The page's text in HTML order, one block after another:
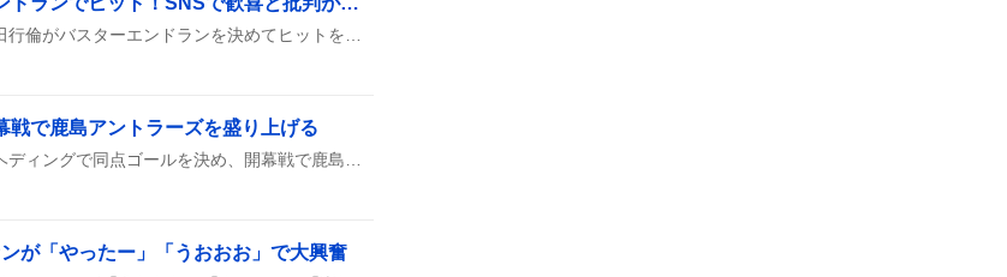
戦で鹿島アントラーズを盛り上げる
が「やったー」「うおおお」で大興奮